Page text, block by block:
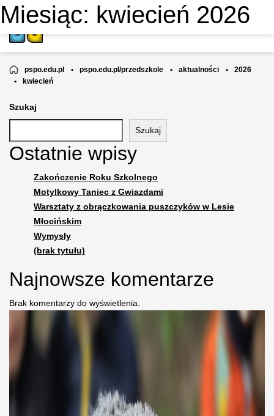
PRZEDSZKOLE NIEPUBLICZNE
MOTYLKOWA AKADEMIA
pspo.edu.pl • pspo.edu.pl/przedszkole • aktualności •
2026
•
kwiecień
Szukaj
Szukaj
Ostatnie wpisy
Zakończenie Roku Szkolnego
Motylkowy Taniec z Gwiazdami
Warsztaty z obrączkowania puszczyków w Lesie
Młocińskim
Wymysły
(brak tytułu)
Najnowsze komentarze
Brak komentarzy do wyświetlenia.
Miesiąc: kwiecień 2026